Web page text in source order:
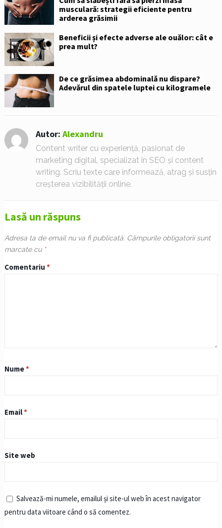
musculară: strategii eficiente pentru
arderea grăsimii
Beneficii și efecte adverse ale ouălor: cât e
prea mult?
De ce grăsimea abdominală nu dispare?
Adevărul din spatele luptei cu kilogramele
Autor: Alexandru
Content writer cu experiență, pasionat de
marketing digital, specializat în SEO și content
writing. Scriu texte care informează, atrag și susțin
creșterea vizibilității online.
Lasă un răspuns
Adresa ta de email nu va fi publicată. Câmpurile obligatorii sunt
marcate cu *
Comentariu *
Nume*
Email*
Site web
Salvează-mi numele, emailul și site-ul web în acest navigator
pentru data viitoare când o să comentez.